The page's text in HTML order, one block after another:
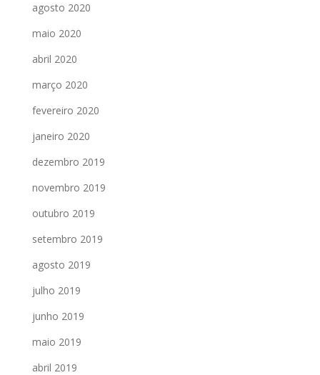
agosto 2020
maio 2020
abril 2020
março 2020
fevereiro 2020
janeiro 2020
dezembro 2019
novembro 2019
outubro 2019
setembro 2019
agosto 2019
julho 2019
junho 2019
maio 2019
abril 2019